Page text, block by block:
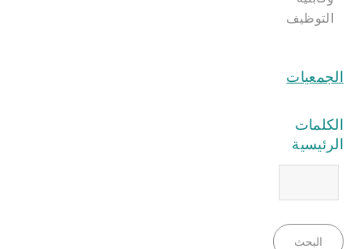
التوظيف
الجمعيات
الكلمات
الرئيسية
البحث